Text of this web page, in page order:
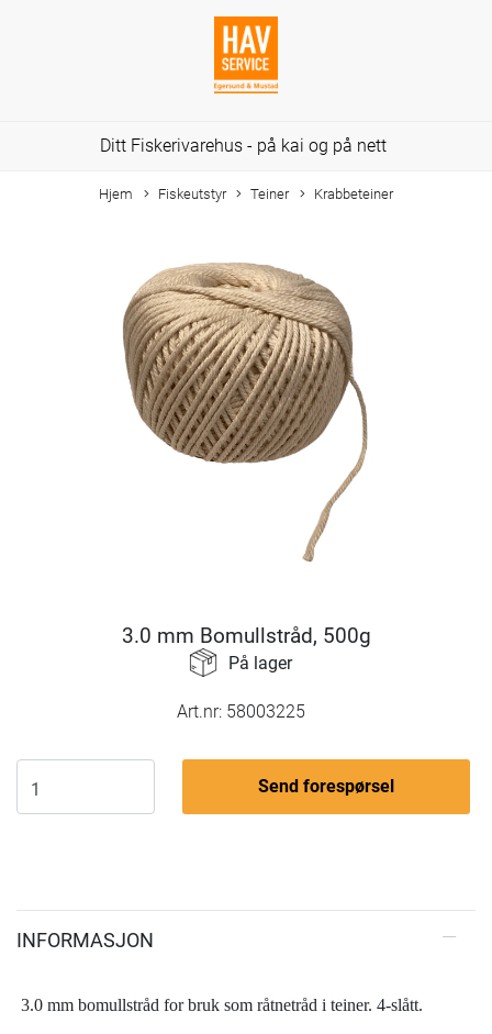
Ditt Fiskerivarehus - på kai og på nett
Hjem Fiskeutstyr Teiner Krabbeteiner
3.0 mm Bomullstråd, 500g
På lager
Art.nr: 58003225
Send forespørsel
INFORMASJON
3.0 mm bomullstråd for bruk som råtnetråd i teiner. 4-slått.